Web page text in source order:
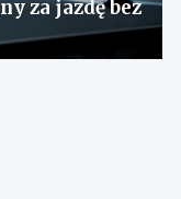
za jazdę bez